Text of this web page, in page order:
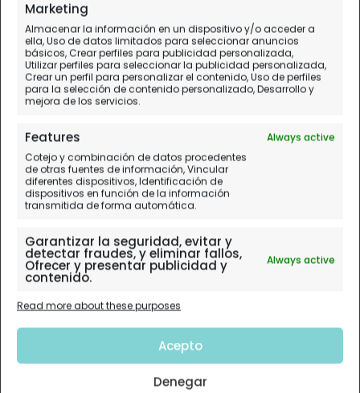
Marketing
Almacenar la información en un dispositivo y/o acceder a
ella, Uso de datos limitados para seleccionar anuncios
básicos, Crear perfiles para publicidad personalizada,
Utilizar perfiles para seleccionar la publicidad personalizada,
Crear un perfil para personalizar el contenido, Uso de perfiles
para la selección de contenido personalizado, Desarrollo y
mejora de los servicios.
Features
Always active
Cotejo y combinación de datos procedentes
de otras fuentes de información, Vincular
diferentes dispositivos, Identificación de
dispositivos en función de la información
transmitida de forma automática.
Garantizar la seguridad, evitar y
detectar fraudes, y eliminar fallos,
Ofrecer y presentar publicidad y
contenido.
Always active
Read more about these purposes
Acepto
Denegar